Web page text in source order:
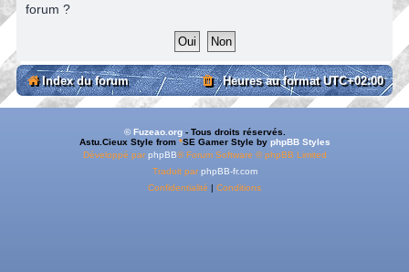
forum ?
Index du forum Heures au formatUTC+02:00
© Fuzeao.org- Tous droits réservés.
Astu.Cieux Style from *SE Gamer Style by phpBB Styles
Développé par phpBB® Forum Software © phpBB Limited
Traduit par phpBB-fr.com
Confidentialité | Conditions